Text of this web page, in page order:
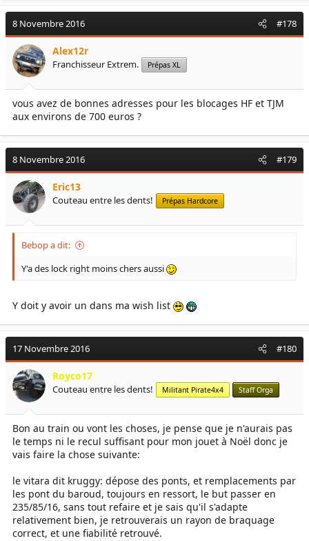
8 Novembre 2016 #178
Alex12r
Franchisseur Extrem. Prépas XL
vous avez de bonnes adresses pour les blocages HF et TJM
aux environs de 700 euros ?
8 Novembre 2016 #179
Eric13
Couteau entre les dents! Prépas Hardcore
Bebop a dit:
Y'a des lock right moins chers aussi
Y doit y avoir un dans ma wish list
17 Novembre 2016 #180
Royco17
Couteau entre les dents! Militant Pirate4x4 Staff Orga
Bon au train ou vont les choses, je pense que je n'aurais pas
le temps ni le recul suffisant pour mon jouet à Noël donc je
vais faire la chose suivante:
le vitara dit kruggy: dépose des ponts, et remplacements par
les pont du baroud, toujours en ressort, le but passer en
235/85/16, sans tout refaire et je sais qu'il s'adapte
relativement bien, je retrouverais un rayon de braquage
correct, et une fiabilité retrouvé.